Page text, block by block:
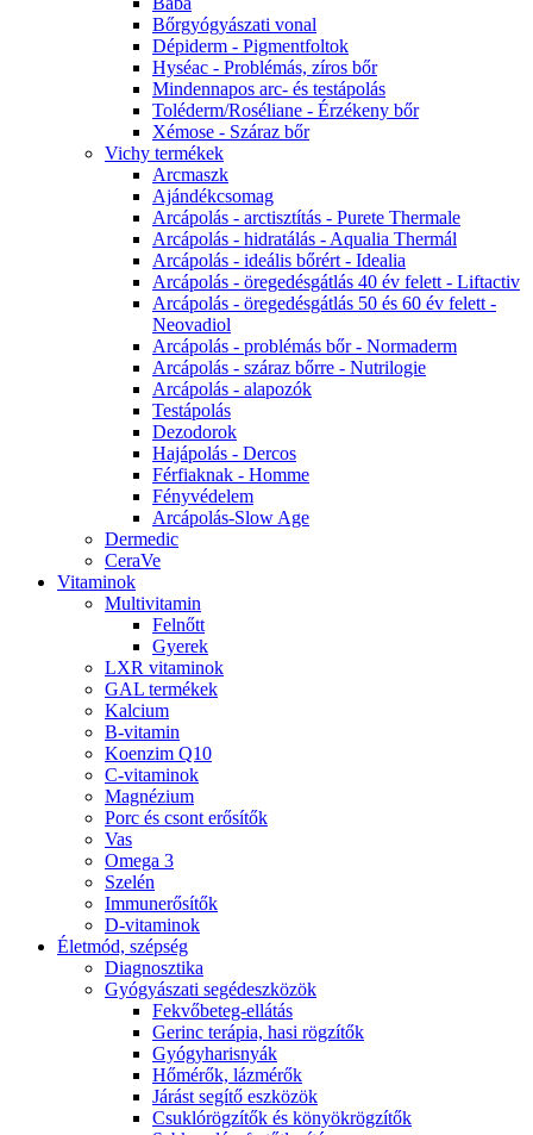
Bőrgyógyászati vonal
Dépiderm - Pigmentfoltok
Hyséac - Problémás, zíros bőr
Mindennapos arc- és testápolás
Toléderm/Roséliane - Érzékeny bőr
Xémose - Száraz bőr
Vichy termékek
Arcmaszk
Ajándékcsomag
Arcápolás - arctisztítás - Purete Thermale
Arcápolás - hidratálás - Aqualia Thermál
Arcápolás - ideális bőrért - Idealia
Arcápolás - öregedésgátlás 40 év felett - Liftactiv
Arcápolás - öregedésgátlás 50 és 60 év felett -
Neovadiol
Arcápolás - problémás bőr - Normaderm
Arcápolás - száraz bőrre - Nutrilogie
Arcápolás - alapozók
Testápolás
Dezodorok
Hajápolás - Dercos
Férfiaknak - Homme
Fényvédelem
Arcápolás-Slow Age
Dermedic
CeraVe
Vitaminok
Multivitamin
Felnőtt
Gyerek
LXR vitaminok
GAL termékek
Kalcium
B-vitamin
Koenzim Q10
C-vitaminok
Magnézium
Porc és csont erősítők
Vas
Omega 3
Szelén
Immunerősítők
D-vitaminok
Életmód, szépség
Diagnosztika
Gyógyászati segédeszközök
Fekvőbeteg-ellátás
Gerinc terápia, hasi rögzítők
Gyógyharisnyák
Hőmérők, lázmérők
Járást segítő eszközök
Csuklórögzítők és könyökrögzítők